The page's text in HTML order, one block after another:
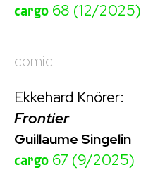
cargo 68 (12/2025)
comic
Ekkehard Knörer:
Frontier
Guillaume Singelin
cargo 67 (9/2025)